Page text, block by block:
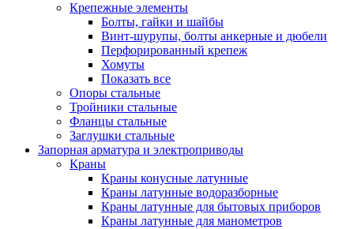
Крепежные элементы
Болты, гайки и шайбы
Винт-шурупы, болты анкерные и дюбели
Перфорированный крепеж
Хомуты
Показать все
Опоры стальные
Тройники стальные
Фланцы стальные
Заглушки стальные
Запорная арматура и электроприводы
Краны
Краны конусные латунные
Краны латунные водоразборные
Краны латунные для бытовых приборов
Краны латунные для манометров